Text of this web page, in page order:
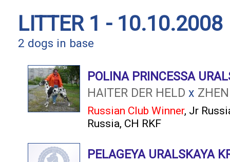
LITTER 1 - 10.10.2008
2 dogs in base
POLINA PRINCESSA
HAITER DER HELD x
Russian Club Winner, Jr
Russia, CH RKF
PELAGEYA URALSKAYA